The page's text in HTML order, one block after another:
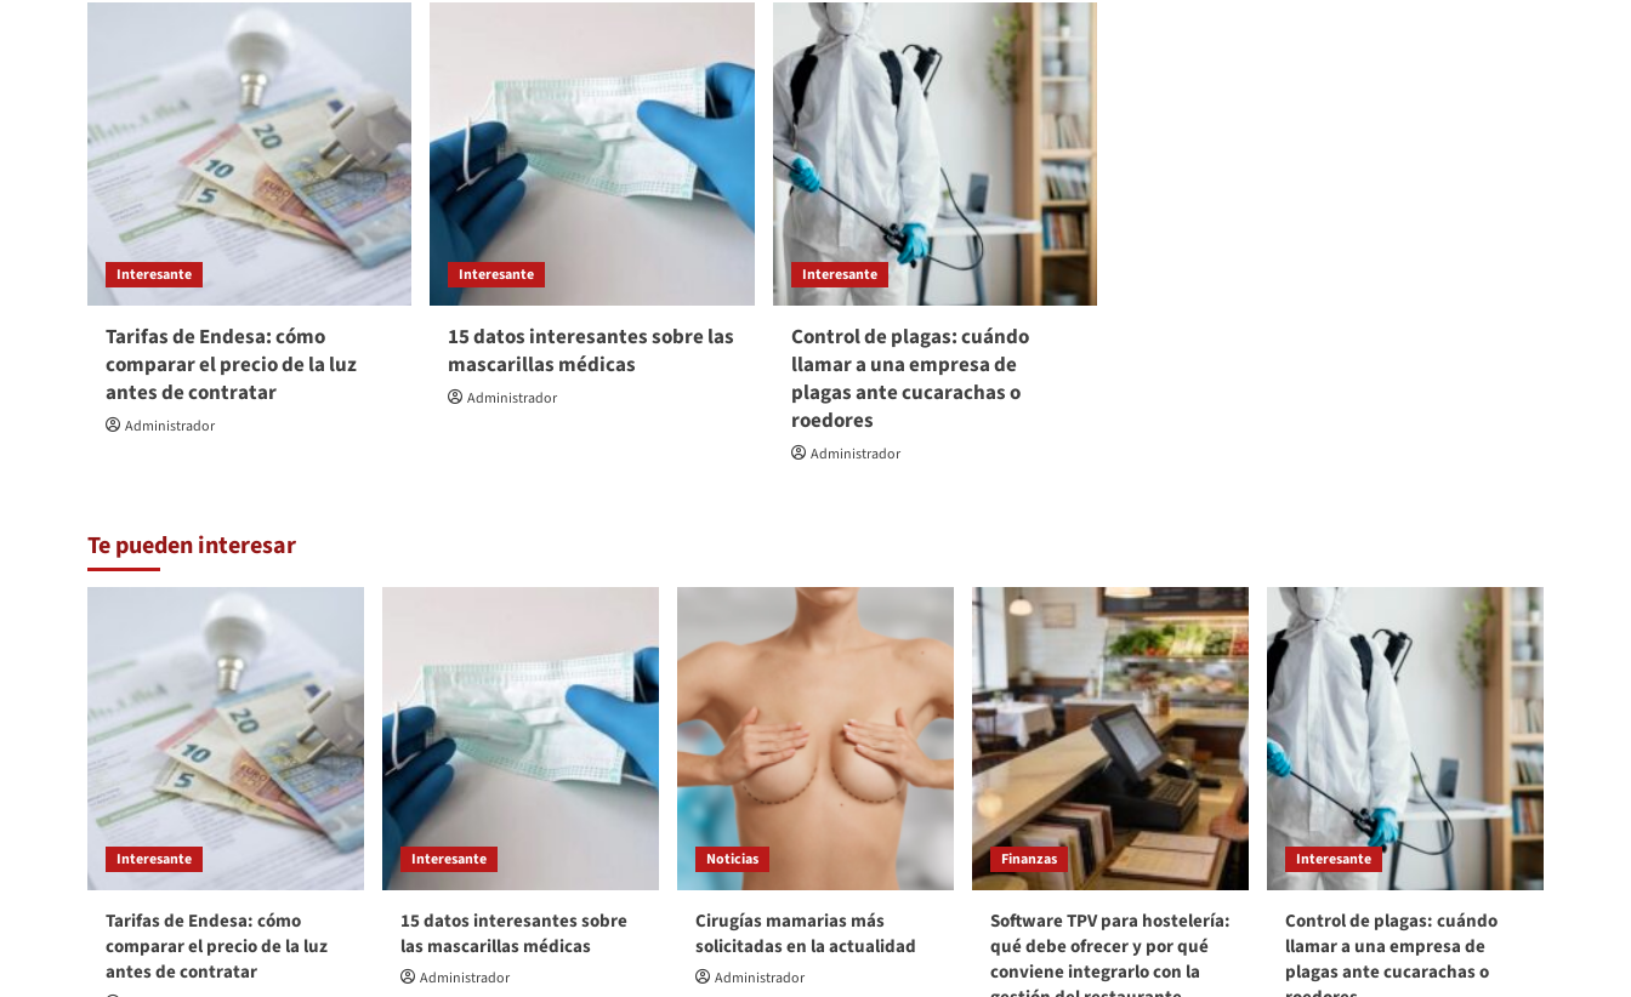
Interesante
Tarifas de Endesa: cómo
comparar el precio de la luz
antes de contratar
Administrador
Interesante
15 datos interesantes sobre las
mascarillas médicas
Administrador
Interesante
Control de plagas: cuándo
llamar a una empresa de
plagas ante cucarachas o
roedores
Administrador
Te pueden interesar
Interesante
Tarifas de Endesa: cómo
comparar el precio de la luz
antes de contratar
Interesante
15 datos interesantes sobre
las mascarillas médicas
Administrador
Noticias
Cirugías mamarias más
solicitadas en la actualidad
Administrador
Finanzas
Software TPV para hostelería:
qué debe ofrecer y por qué
conviene integrarlo con la
Interesante
Control de plagas: cuándo
llamar a una empresa de
plagas ante cucarachas o